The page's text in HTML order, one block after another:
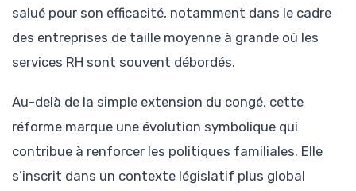
salué pour son efficacité, notamment dans le cadre
des entreprises de taille moyenne à grande où les
services RH sont souvent débordés.
Au-delà de la simple extension du congé, cette
réforme marque une évolution symbolique qui
contribue à renforcer les politiques familiales. Elle
s’inscrit dans un contexte législatif plus global